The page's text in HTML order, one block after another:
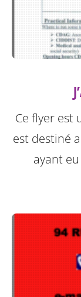
Ce flyer est
est destiné
ayant